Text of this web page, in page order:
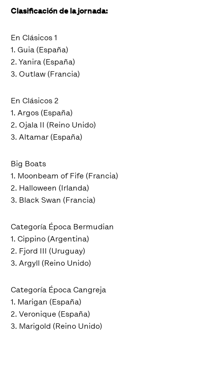
Clasificación de la jornada:
En Clásicos 1
1. Guia (España)
2. Yanira (España)
3. Outlaw (Francia)
En Clásicos 2
1. Argos (España)
2. Ojala II (Reino Unido)
3. Altamar (España)
Big Boats
1. Moonbeam of Fife (Francia)
2. Halloween (Irlanda)
3. Black Swan (Francia)
Categoría Época Bermudian
1. Cippino (Argentina)
2. Fjord III (Uruguay)
3. Argyll (Reino Unido)
Categoría Época Cangreja
1. Marigan (España)
2. Veronique (España)
3. Marigold (Reino Unido)